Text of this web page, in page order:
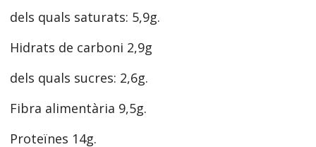
dels quals saturats: 5,9g.
Hidrats de carboni 2,9g
dels quals sucres: 2,6g.
Fibra alimentària 9,5g.
Proteïnes 14g.